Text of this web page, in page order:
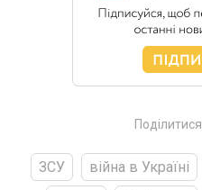
Поділитися
ЗСУ війна в Україні